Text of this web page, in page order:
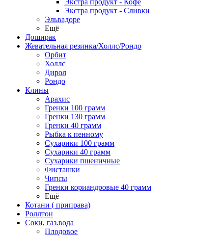
Экстра продукт - Кофе
Экстра продукт - Сливки
Эльвадоре
Ещё
Доширак
Жевательная резинка/Холлс/Рондо
Орбит
Холлс
Дирол
Рондо
Клины
Арахис
Гренки 100 грамм
Гренки 130 грамм
Гренки 40 грамм
Рыбка к пенному
Сухарики 100 грамм
Сухарики 40 грамм
Сухарики пшеничные
Фисташки
Чипсы
Гренки кориандровые 40 грамм
Ещё
Котани ( приправа)
Роллтон
Соки, газ.вода
Плодовое